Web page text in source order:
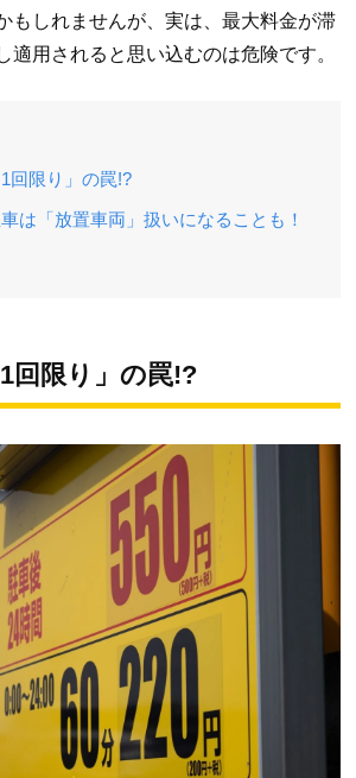
もしれませんが、実は、最大料金が滞
適用されると思い込むのは危険です。
回限り」の罠!?
は「放置車両」扱いになることも！
回限り」の罠!?